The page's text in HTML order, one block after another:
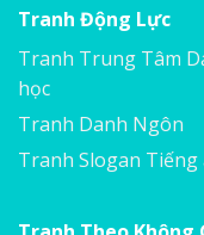
Tranh Động Lực
Tranh Trung Tâm
học
Tranh Danh Ngôn
Tranh Slogan Tiếng